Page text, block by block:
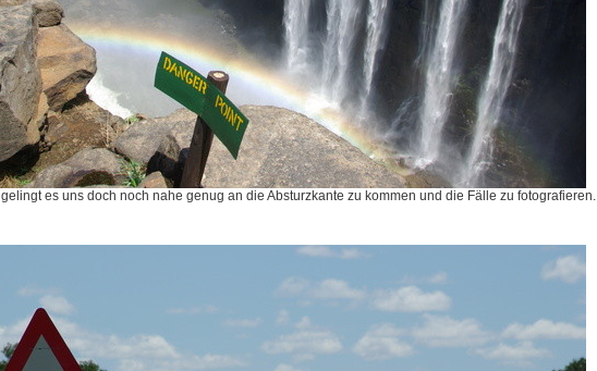
es uns doch noch nahe genug an die Absturzkante zu kommen und die Fälle zu fotografieren.